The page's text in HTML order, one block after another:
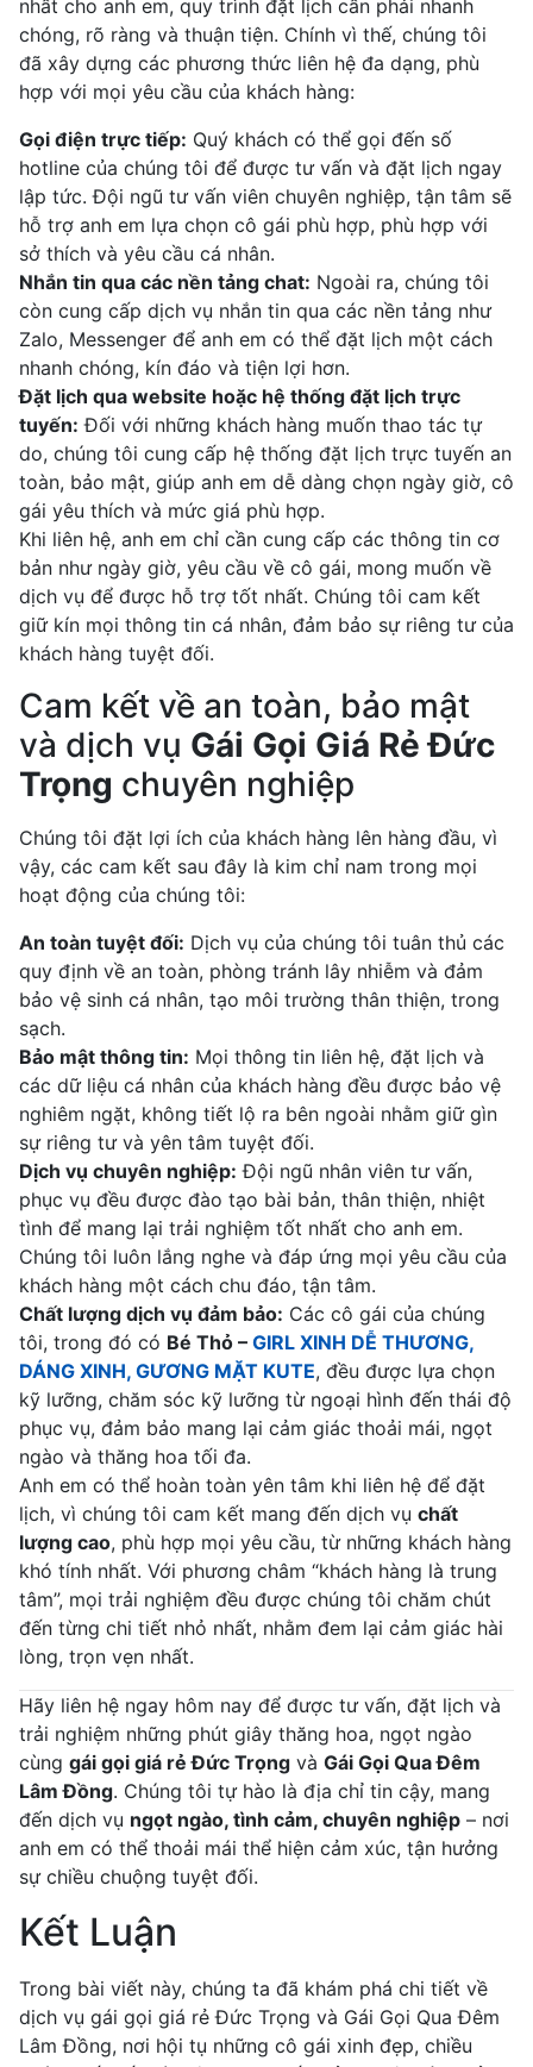
nhất cho anh em, quy trình đặt lịch cần phải nhanh
chóng, rõ ràng và thuận tiện. Chính vì thế, chúng tôi
đã xây dựng các phương thức liên hệ đa dạng, phù
hợp với mọi yêu cầu của khách hàng:
Gọi điện trực tiếp: Quý khách có thể gọi đến số
hotline của chúng tôi để được tư vấn và đặt lịch ngay
lập tức. Đội ngũ tư vấn viên chuyên nghiệp, tận tâm sẽ
hỗ trợ anh em lựa chọn cô gái phù hợp, phù hợp với
sở thích và yêu cầu cá nhân.
Nhắn tin qua các nền tảng chat: Ngoài ra, chúng tôi
còn cung cấp dịch vụ nhắn tin qua các nền tảng như
Zalo, Messenger để anh em có thể đặt lịch một cách
nhanh chóng, kín đáo và tiện lợi hơn.
Đặt lịch qua website hoặc hệ thống đặt lịch trực
tuyến: Đối với những khách hàng muốn thao tác tự
do, chúng tôi cung cấp hệ thống đặt lịch trực tuyến an
toàn, bảo mật, giúp anh em dễ dàng chọn ngày giờ, cô
gái yêu thích và mức giá phù hợp.
Khi liên hệ, anh em chỉ cần cung cấp các thông tin cơ
bản như ngày giờ, yêu cầu về cô gái, mong muốn về
dịch vụ để được hỗ trợ tốt nhất. Chúng tôi cam kết
giữ kín mọi thông tin cá nhân, đảm bảo sự riêng tư của
khách hàng tuyệt đối.
Cam kết về an toàn, bảo mật
và dịch vụ Gái Gọi Giá Rẻ Đức
Trọng chuyên nghiệp
Chúng tôi đặt lợi ích của khách hàng lên hàng đầu, vì
vậy, các cam kết sau đây là kim chỉ nam trong mọi
hoạt động của chúng tôi:
An toàn tuyệt đối: Dịch vụ của chúng tôi tuân thủ các
quy định về an toàn, phòng tránh lây nhiễm và đảm
bảo vệ sinh cá nhân, tạo môi trường thân thiện, trong
sạch.
Bảo mật thông tin: Mọi thông tin liên hệ, đặt lịch và
các dữ liệu cá nhân của khách hàng đều được bảo vệ
nghiêm ngặt, không tiết lộ ra bên ngoài nhằm giữ gìn
sự riêng tư và yên tâm tuyệt đối.
Dịch vụ chuyên nghiệp: Đội ngũ nhân viên tư vấn,
phục vụ đều được đào tạo bài bản, thân thiện, nhiệt
tình để mang lại trải nghiệm tốt nhất cho anh em.
Chúng tôi luôn lắng nghe và đáp ứng mọi yêu cầu của
khách hàng một cách chu đáo, tận tâm.
Chất lượng dịch vụ đảm bảo: Các cô gái của chúng
tôi, trong đó có Bé Thỏ – GIRL XINH DỄ THƯƠNG,
DÁNG XINH, GƯƠNG MẶT KUTE, đều được lựa chọn
kỹ lưỡng, chăm sóc kỹ lưỡng từ ngoại hình đến thái độ
phục vụ, đảm bảo mang lại cảm giác thoải mái, ngọt
ngào và thăng hoa tối đa.
Anh em có thể hoàn toàn yên tâm khi liên hệ để đặt
lịch, vì chúng tôi cam kết mang đến dịch vụ chất
lượng cao, phù hợp mọi yêu cầu, từ những khách hàng
khó tính nhất. Với phương châm “khách hàng là trung
tâm”, mọi trải nghiệm đều được chúng tôi chăm chút
đến từng chi tiết nhỏ nhất, nhằm đem lại cảm giác hài
lòng, trọn vẹn nhất.
Hãy liên hệ ngay hôm nay để được tư vấn, đặt lịch và
trải nghiệm những phút giây thăng hoa, ngọt ngào
cùng gái gọi giá rẻ Đức Trọng và Gái Gọi Qua Đêm
Lâm Đồng. Chúng tôi tự hào là địa chỉ tin cậy, mang
đến dịch vụ ngọt ngào, tình cảm, chuyên nghiệp – nơi
anh em có thể thoải mái thể hiện cảm xúc, tận hưởng
sự chiều chuộng tuyệt đối.
Kết Luận
Trong bài viết này, chúng ta đã khám phá chi tiết về
dịch vụ gái gọi giá rẻ Đức Trọng và Gái Gọi Qua Đêm
Lâm Đồng, nơi hội tụ những cô gái xinh đẹp, chiều